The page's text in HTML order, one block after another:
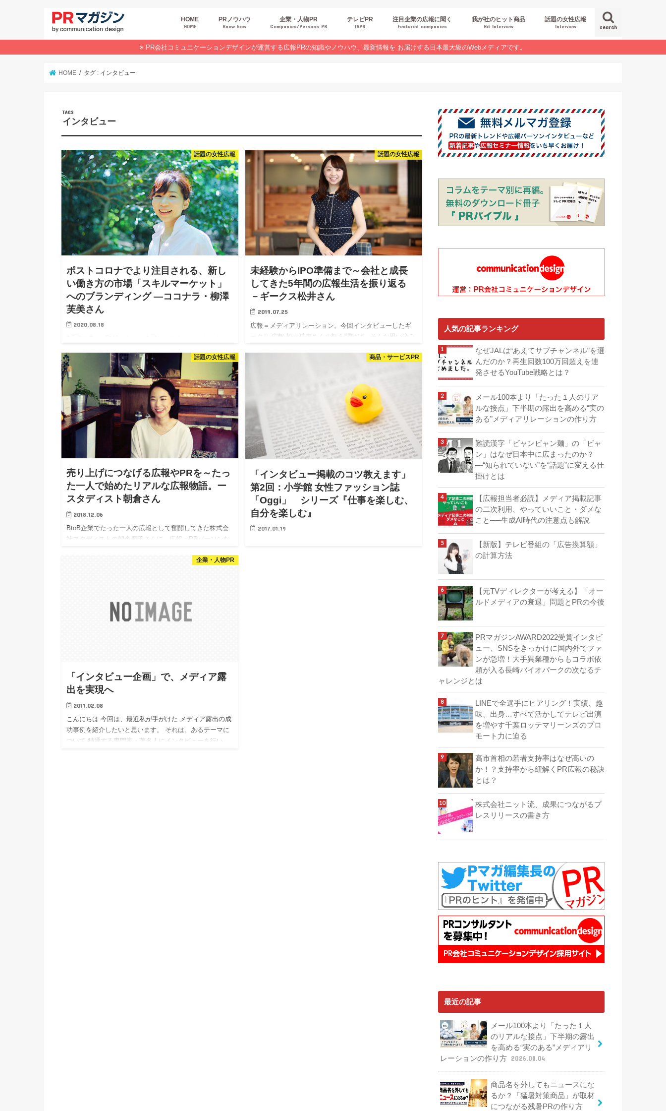
search
HOME
HOME
PRノウハウ
Know‐how
広報スキルUP
商品・サービスPR
デジタルPR
PRトレンド
イベントPR
業界コラム
オンラインセミナーレポート
企業・人物PR
Companies/Persons PR
テレビPR
TVPR
注目企業の広報に聞く
Featured companies
我が社のヒット商品
Hit Interview
話題の女性広報
Interview
PR会社コミュニケーションデザインが運営する広報PRの知識やノウハウ、最新情報を お届けする日本最大級のWebメディアです。
HOME タグ : インタビュー
インタビュー
話題の女性広報
ポストコロナでより注目される、新し
い働き方の市場「スキルマーケット」
へのブランディング —ココナラ・柳澤
芙美さん
2020.08.18
の広報、柳澤さんだ。柳澤さんは、ココナラの広報をし
ながら、五反田バレーの立ち上げメンバーでもあり、今
後もっと多角的に活躍されそうな予感がする。柳澤芙美
さんに、広報・PRパーソンならではのリアルな企業広報
のお話を伺った。
話題の女性広報
未経験からIPO準備まで～会社と成長
してきた5年間の広報生活を振り返る
－ギークス松井さん
2019.07.25
広報＝メディアリレーション。今回インタビューしたギ
ークス 広報 松井瑞恵さんの話を聞けば、そんな思い込み
事業を中核に、ゲームや動画、IT人材育成など多彩な事
作りであり、パートナーや仲間作りでもある。
話題の女性広報
売り上げにつなげる広報やPRを～たっ
た一人で始めたリアルな広報物語。ー
スタディスト朝倉さん
2018.12.06
BtoB企業でたった一人の広報として奮闘してきた株式会
社スタディストの朝倉慶子さんに、広報・PRパーソンな
商品・サービスPR
「インタビュー掲載のコツ教えます」
第2回：小学館 女性ファッション誌
「Oggi」 シリーズ『仕事を楽しむ、
自分を楽しむ』
2017.01.19
企業・人物PR
「インタビュー企画」で、メディア露
出を実現へ
2011.02.08
こんにちは 今回は、最近私が手がけた メディア露出の成
功事例を紹介したいと思います。 それは、あるテーマに
ついて 精通する専門家・著名人にインタビューを行い、
人気の記事ランキング
なぜJALは“あえてサブチャンネル”を選
んだのか？再生回数100万回超えを連
発させるYouTube戦略とは？
メール100本より「たった１人のリア
ルな接点」下半期の露出を高める“実の
ある”メディアリレーションの作り方
難読漢字「ビャンビャン麺」の「ビャ
ン」はなぜ日本中に広まったのか？
―“知られていない”を“話題”に変える仕
掛けとは
【広報担当者必読】メディア掲載記事
の二次利用、やっていいこと・ダメな
こと──生成AI時代の注意点も解説
【新版】テレビ番組の「広告換算額」
の計算方法
【元TVディレクターが考える】「オー
ルドメディアの衰退」問題とPRの今後
PRマガジンAWARD2022受賞インタビ
ュー、SNSをきっかけに国内外でファ
ンが急増！大手異業種からもコラボ依
頼が入る長崎バイオパークの次なるチ
ャレンジとは
LINEで全選手にヒアリング！実績、趣
味、出身…すべて活かしてテレビ出演
を増やす千葉ロッテマリーンズのプロ
モート力に迫る
高市首相の若者支持率はなぜ高いの
か！？支持率から紐解くPR広報の秘訣
とは？
株式会社ニット流、成果につながるプ
レスリリースの書き方
最近の記事
メール100本より「たった１人
のリアルな接点」下半期の露出
を高める“実のある”メディアリ
レーションの作り方 2026.08.04
商品名を外してもニュースにな
るか？「猛暑対策商品」が取材
につながる残暑PRの作り方